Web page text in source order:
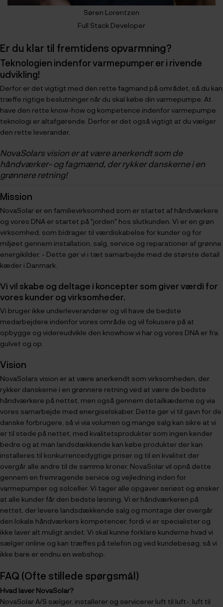
Søren Lorentzen
Full Stack Developer
Er du klar til fremtidens opvarmning?
Teknologien indenfor varmepumper er i rivende
udvikling!
Derfor er det vigtigt med den rette fagmand på området, så du kan
træffe rigtige beslutninger når du skal købe din varmepumpe. At
have den rette know-how og kompetence indenfor varmepumpe
teknologi er altafgørende. Derfor er det også vigtigt at du vælger
den rette leverandør.
NovaSolars vision er at være anerkendt som de
håndværker- og fagmænd, der rykker danskerne i en
grønnere retning!
Mission
NovaSolar er en familievirksomhed som er startet af håndværkere
og vores DNA er startet på "jorden" hos slutkunden. Vi er en grøn
virksomhed, som bidrager til værdiskabelse for kunder og for
miljøet gennem installation, salg, service og reparationer af grønne
energikilder. - Dette gør vi i tæt samarbejde med de største detail
kæder i Danmark.
Vi vil skabe og deltage i koncepter som giver værdi for
vores kunder og virksomheder.
Vi bruger ikke underleverandører og vil have de bedste
medarbejdere indenfor vores område og vil fokusere på at
opbygge og videreudvikle den knowhow vi har og vores DNA er fra
gulvet og op.
Vision
NovaSolars vision er at være anerkendt som virksomheden, der
rykker danskerne i en grønnere retning ved at være de bedste
håndværkere på nettet, men også gennem detailkæderne og via
vores samarbejde med energiselskaber. Dette gør vi til gavn for de
danske forbrugere, så vi via volumen og mange salg kan sikre at vi
er til stede på nettet, med kvalitetsprodukter som ingen kender
bedre og at man landsdækkende kan købe produkter der kan
installeres til konkurrencedygtige priser og til en kvalitet der
overgår alle andre til de samme kroner. NovaSolar vil opnå dette
gennem en fremragende service og vejledning inden for
varmepumper og solceller. Vi tager alle opgaver seriøst og ønsker
at alle kunder får den bedste løsning. Vi er håndværkeren på
nettet, der levere landsdækkende salg og montage der overgår
den lokale håndværkers kompetencer, fordi vi er specialister og
ikke laver alt muligt andet. Vi skal kunne forklare kunderne hvad vi
sælger online og kan træffes på telefon og ved kundebesøg, så vi
ikke bare er endnu en webshop.
FAQ (Ofte stillede spørgsmål)
Hvad laver NovaSolar?
NovaSolar A/S sælger, installerer og servicerer luft til luft-, luft til